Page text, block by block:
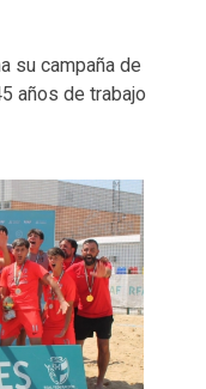
su campaña de
años de trabajo